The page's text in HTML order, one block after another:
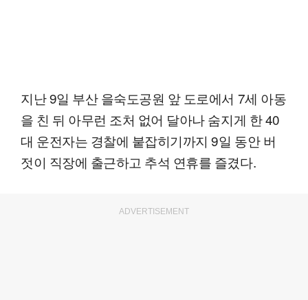
지난 9일 부산 을숙도공원 앞 도로에서 7세 아동
을 친 뒤 아무런 조처 없어 달아나 숨지게 한 40
대 운전자는 경찰에 붙잡히기까지 9일 동안 버
젓이 직장에 출근하고 추석 연휴를 즐겼다.
ADVERTISEMENT